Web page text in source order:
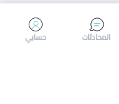
إجراء مكالمة
حسابي المحادثات